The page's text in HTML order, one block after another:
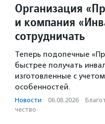
Организация
и компания
сотрудничать
Теперь подопечные
быстрее получать
изготовленные с
особенностей.
Новости · 06.08.2026 ·
чест­во